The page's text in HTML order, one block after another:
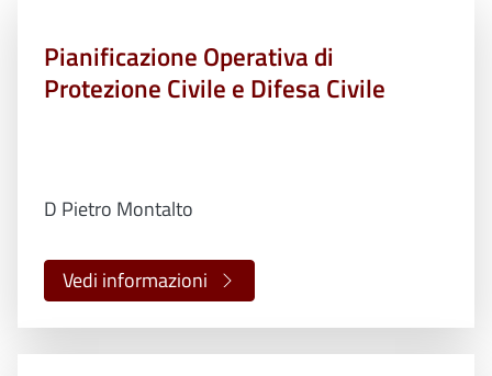
Pianificazione Operativa di
Protezione Civile e Difesa Civile
D Pietro Montalto
Vedi informazioni